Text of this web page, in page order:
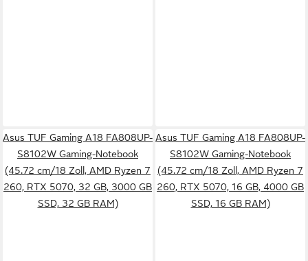
Asus TUF Gaming A18 FA808UP-
S8102W Gaming-Notebook
(45.72 cm/18 Zoll, AMD Ryzen 7
260, RTX 5070, 32 GB, 3000 GB
SSD, 32 GB RAM)
Asus TUF Gaming A18 FA808UP-
S8102W Gaming-Notebook
(45.72 cm/18 Zoll, AMD Ryzen 7
260, RTX 5070, 16 GB, 4000 GB
SSD, 16 GB RAM)